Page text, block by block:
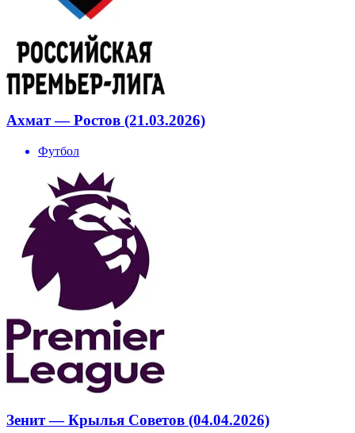
Ахмат — Ростов (21.03.2026)
Футбол
Зенит — Крылья Советов (04.04.2026)